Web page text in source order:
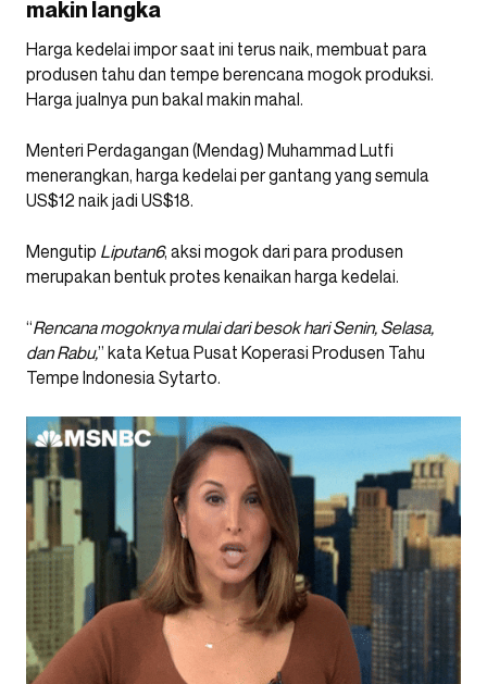
makin langka
Harga kedelai impor saat ini terus naik, membuat para
produsen tahu dan tempe berencana mogok produksi.
Harga jualnya pun bakal makin mahal.
Menteri Perdagangan (Mendag) Muhammad Lutfi
menerangkan, harga kedelai per gantang yang semula
US$12 naik jadi US$18.
Mengutip Liputan6, aksi mogok dari para produsen
merupakan bentuk protes kenaikan harga kedelai.
“Rencana mogoknya mulai dari besok hari Senin, Selasa,
dan Rabu,” kata Ketua Pusat Koperasi Produsen Tahu
Tempe Indonesia Sytarto.